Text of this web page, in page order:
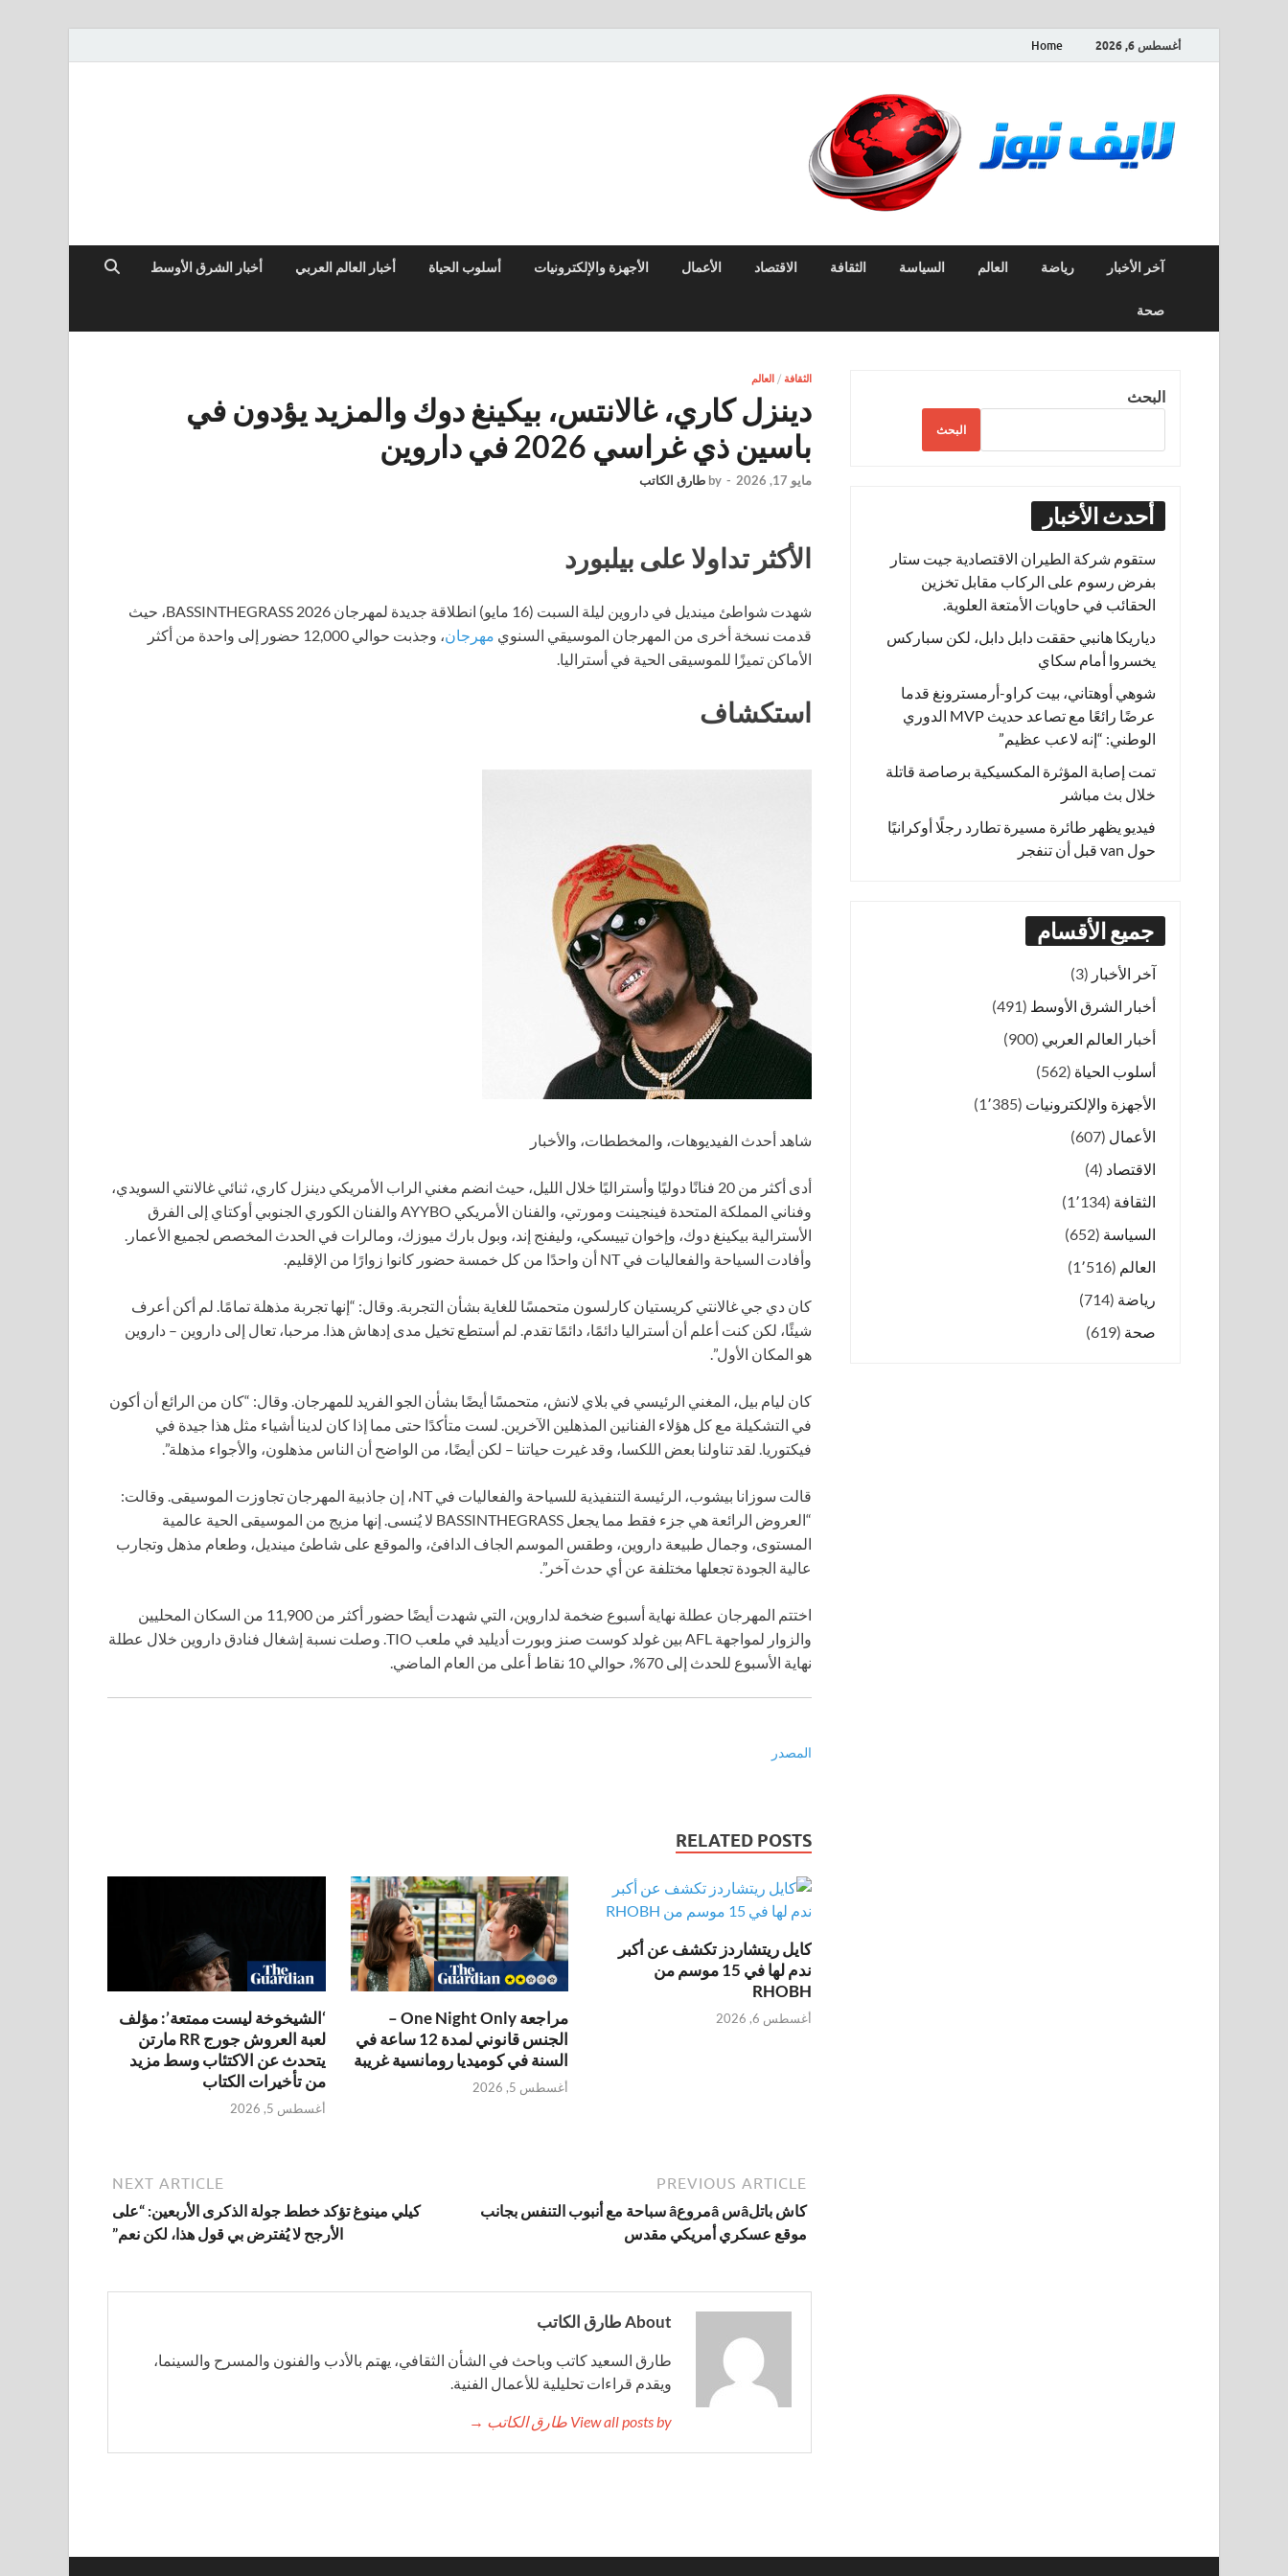
أغسطس 6, 2026 Home
آخر الأخبار رياضة العالم السياسة الثقافة الاقتصاد الأعمال الأجهزة والإلكترونيات أسلوب الحياة أخبار العالم العربي أخبار الشرق الأوسط
صحة
الثقافة / العالم
دينزل كاري، غالانتس، بيكينغ دوك والمزيد يؤدون في
باسين ذي غراسي 2026 في داروين
مايو 17, 2026 -
by طارق الكاتب
الأكثر تداولا على بيلبورد
شهدت شواطئ مينديل في داروين ليلة السبت (16 مايو) انطلاقة جديدة لمهرجان BASSINTHEGRASS 2026، حيث
قدمت نسخة أخرى من المهرجان الموسيقي السنوي مهرجان
، وجذبت حوالي 12,000 حضور إلى واحدة من أكثر
الأماكن تميزًا للموسيقى الحية في أستراليا.
استكشاف
شاهد أحدث الفيديوهات، والمخططات، والأخبار
أدى أكثر من 20 فنانًا دوليًا وأستراليًا خلال الليل، حيث انضم مغني الراب الأمريكي دينزل كاري، ثنائي غالانتي السويدي،
وفناني المملكة المتحدة فينجينت ومورتي، والفنان الأمريكي AYYBO والفنان الكوري الجنوبي أوكتاي إلى الفرق
الأسترالية بيكينغ دوك، وإخوان تييسكي، وليفنج إند، وبول بارك ميوزك، ومالرات في الحدث المخصص لجميع الأعمار.
وأفادت السياحة والفعاليات في NT أن واحدًا من كل خمسة حضور كانوا زوارًا من الإقليم.
كان دي جي غالانتي كريستيان كارلسون متحمسًا للغاية بشأن التجربة. وقال: “إنها تجربة مذهلة تمامًا. لم أكن أعرف
شيئًا، لكن كنت أعلم أن أستراليا دائمًا، دائمًا تقدم. لم أستطع تخيل مدى إدهاش هذا. مرحبا، تعال إلى داروين – داروين
هو المكان الأول”.
كان ليام بيل، المغني الرئيسي في بلاي لانش، متحمسًا أيضًا بشأن الجو الفريد للمهرجان. وقال: “كان من الرائع أن أكون
في التشكيلة مع كل هؤلاء الفنانين المذهلين الآخرين. لست متأكدًا حتى مما إذا كان لدينا أشياء مثل هذا جيدة في
فيكتوريا. لقد تناولنا بعض اللكسا، وقد غيرت حياتنا – لكن أيضًا، من الواضح أن الناس مذهلون، والأجواء مذهلة”.
قالت سوزانا بيشوب، الرئيسة التنفيذية للسياحة والفعاليات في NT، إن جاذبية المهرجان تجاوزت الموسيقى. وقالت:
“العروض الرائعة هي جزء فقط مما يجعل BASSINTHEGRASS لا يُنسى. إنها مزيج من الموسيقى الحية عالمية
المستوى، وجمال طبيعة داروين، وطقس الموسم الجاف الدافئ، والموقع على شاطئ مينديل، وطعام مذهل وتجارب
عالية الجودة تجعلها مختلفة عن أي حدث آخر”.
اختتم المهرجان عطلة نهاية أسبوع ضخمة لداروين، التي شهدت أيضًا حضور أكثر من 11,900 من السكان المحليين
والزوار لمواجهة AFL بين غولد كوست صنز وبورت أديليد في ملعب TIO. وصلت نسبة إشغال فنادق داروين خلال عطلة
نهاية الأسبوع للحدث إلى 70%، حوالي 10 نقاط أعلى من العام الماضي.
المصدر
RELATED POSTS
كايل ريتشاردز تكشف عن أكبر
ندم لها في 15 موسم من
RHOBH
أغسطس 6, 2026
مراجعة One Night Only –
الجنس قانوني لمدة 12 ساعة في
السنة في كوميديا رومانسية غريبة
أغسطس 5, 2026
‘الشيخوخة ليست ممتعة’: مؤلف
لعبة العروش جورج RR مارتن
يتحدث عن الاكتئاب وسط مزيد
من تأخيرات الكتاب
أغسطس 5, 2026
PREVIOUS ARTICLE
كاش باتلâس âمروعâ سباحة مع أنبوب التنفس بجانب
موقع عسكري أمريكي مقدس
NEXT ARTICLE
كيلي مينوغ تؤكد خطط جولة الذكرى الأربعين: “على
الأرجح لا يُفترض بي قول هذا، لكن نعم”
About طارق الكاتب
طارق السعيد كاتب وباحث في الشأن الثقافي، يهتم بالأدب والفنون والمسرح والسينما،
ويقدم قراءات تحليلية للأعمال الفنية.
View all posts by طارق الكاتب →
البحث
البحث
أحدث الأخبار
ستقوم شركة الطيران الاقتصادية جيت ستار
بفرض رسوم على الركاب مقابل تخزين
الحقائب في حاويات الأمتعة العلوية.
دياريكا هانبي حققت دابل دابل، لكن سباركس
يخسروا أمام سكاي
شوهي أوهتاني، بيت كراو-أرمسترونغ قدما
عرضًا رائعًا مع تصاعد حديث MVP الدوري
الوطني: “إنه لاعب عظيم”
تمت إصابة المؤثرة المكسيكية برصاصة قاتلة
خلال بث مباشر
فيديو يظهر طائرة مسيرة تطارد رجلًا أوكرانيًا
حول van قبل أن تنفجر
جميع الأقسام
آخر الأخبار (3)
أخبار الشرق الأوسط (491)
أخبار العالم العربي (900)
أسلوب الحياة (562)
الأجهزة والإلكترونيات (1٬385)
الأعمال (607)
الاقتصاد (4)
الثقافة (1٬134)
السياسة (652)
العالم (1٬516)
رياضة (714)
صحة (619)